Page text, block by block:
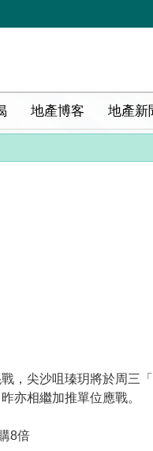
地產博客 地產新
，尖沙咀瑧玥將於周三
亦相繼加推單位應戰。
8倍